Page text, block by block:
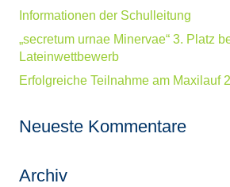
Informationen der Schulleitung
„secretum urnae Minervae“ 3. Platz
Lateinwettbewerb
Erfolgreiche Teilnahme am Maxilauf
Neueste Kommentare
Archiv